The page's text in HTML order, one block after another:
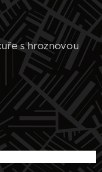
s hroznovou